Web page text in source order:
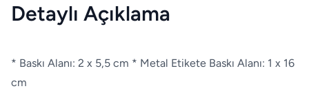
Detaylı Açıklama
* Baskı Alanı: 2 x 5,5 cm * Metal Etikete Baskı Alanı: 1 x 16
cm